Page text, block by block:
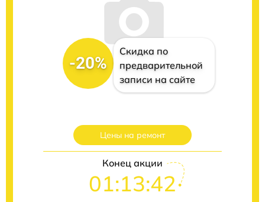
-20%
Скидка по
предварительной
записи на сайте
Цены на ремонт
Конец акции
01:13:40